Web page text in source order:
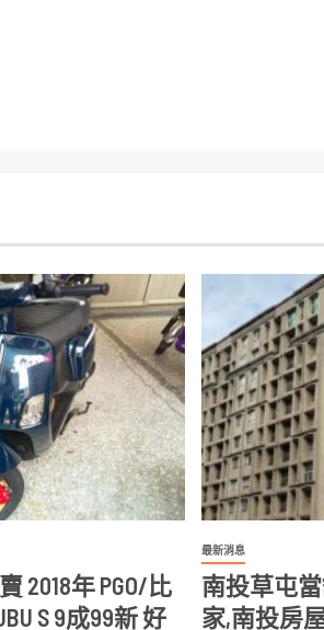
2018年 PGO/比
S 9成99新 好
最新消息
南投草屯
家,南投房